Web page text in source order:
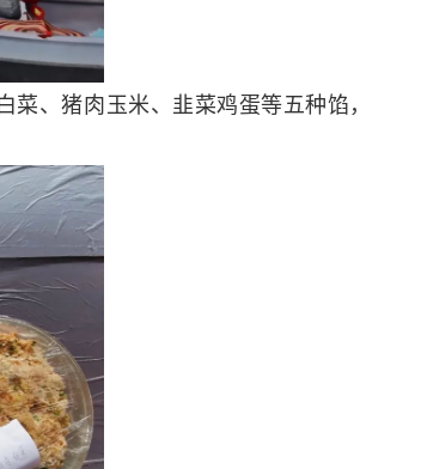
、猪肉玉米、韭菜鸡蛋等五种馅，